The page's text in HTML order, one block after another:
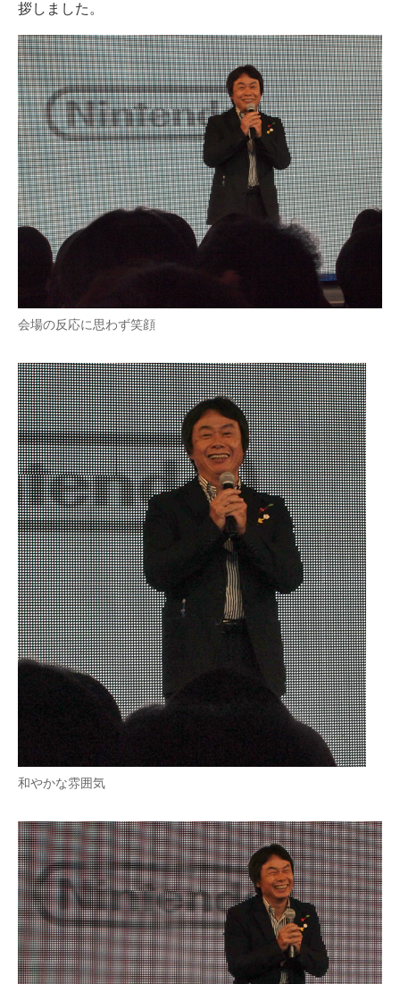
ちょっと気になるネットの話題
拶しました。
会場の反応に思わず笑顔
和やかな雰囲気